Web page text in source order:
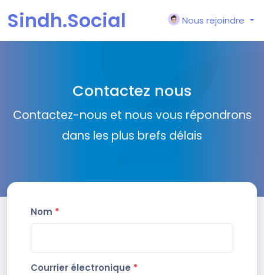
Sindh.Social Nous rejoindre
Contactez nous
Contactez-nous et nous vous répondrons
dans les plus brefs délais
Nom *
Courrier électronique *